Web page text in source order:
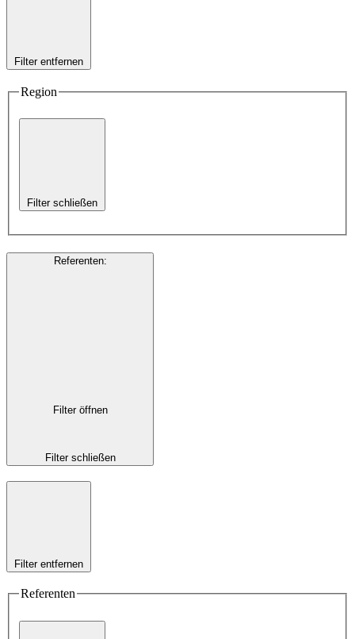
Filter entfernen
Region
Filter schließen
Referenten:
Filter öffnen
Filter schließen
Filter entfernen
Referenten